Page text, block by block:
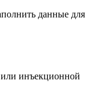
данные для
инъекционной